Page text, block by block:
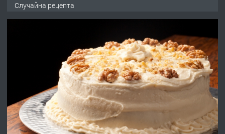
преди 4 дни
№4120 Магазин/Офис под наем в кв.
Любен Каравелов, Хасково-близо до
градската градина!
преди 4 дни
Случайна рецепта